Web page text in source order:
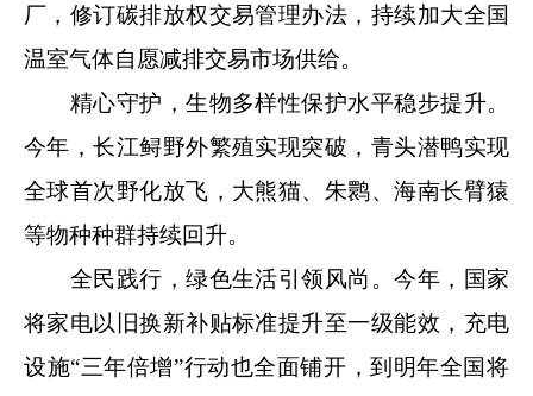
厂，修订碳排放权交易管理办法，持续加大全国
温室气体自愿减排交易市场供给。
精心守护，生物多样性保护水平稳步提升。
今年，长江鲟野外繁殖实现突破，青头潜鸭实现
全球首次野化放飞，大熊猫、朱鹮、海南长臂猿
等物种种群持续回升。
全民践行，绿色生活引领风尚。今年，国家
将家电以旧换新补贴标准提升至一级能效，充电
设施“三年倍增”行动也全面铺开，到明年全国将